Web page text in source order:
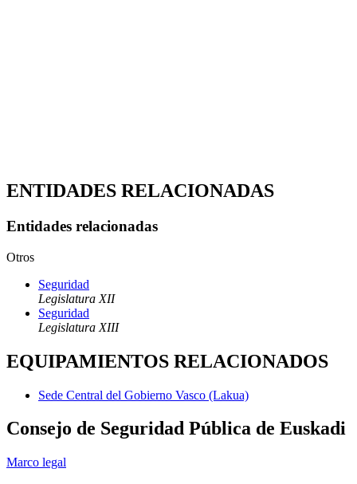
ENTIDADES RELACIONADAS
Entidades relacionadas
Otros
Seguridad
Legislatura XII
Seguridad
Legislatura XIII
EQUIPAMIENTOS RELACIONADOS
Sede Central del Gobierno Vasco (Lakua)
Consejo de Seguridad Pública de Euskadi
Marco legal